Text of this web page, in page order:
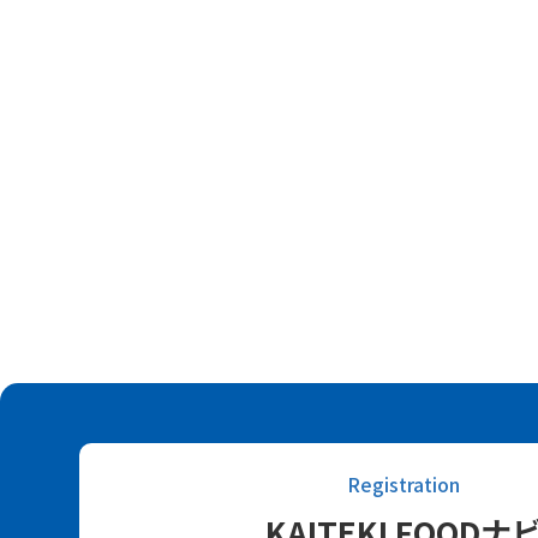
Registration